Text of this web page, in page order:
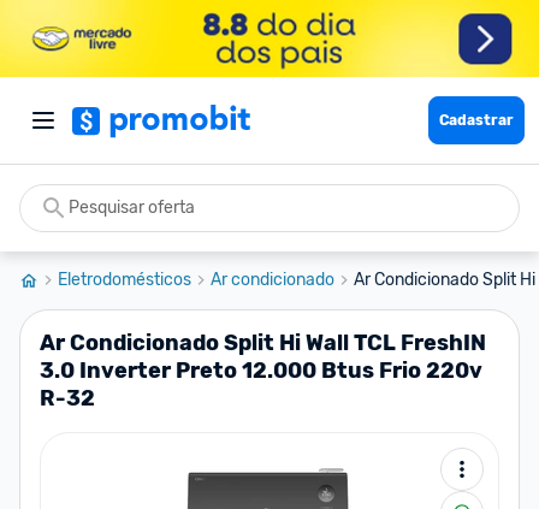
Cadastrar
Eletrodomésticos Ar condicionado Ar Condicionado Split
Ar Condicionado Split Hi Wall TCL FreshIN
3.0 Inverter Preto 12.000 Btus Frio 220v
R-32